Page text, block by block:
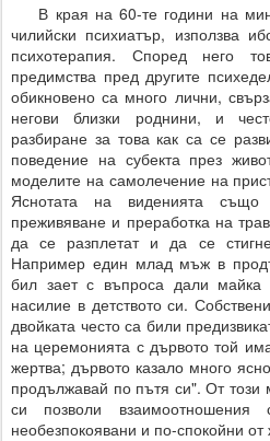
В края на 60-те години на
чилийски психиатър, използва
психотерапия. Според него
предимства пред другите
обикновено са много лични,
негови близки роднини, и
разбиране за това как са се
поведение на субекта през
моделите на самолечение на
Яснотата на виденията също
преживяване и преработка на
да се разплетат и да се
Например един млад мъж в
бил зает с въпроса дали
насилие в детството си.
двойката често са били
на церемонията с дървото той
жертва; дървото казало много
продължавай по пътя си". От този
си позволи
необезпокоявани и по-спокойни